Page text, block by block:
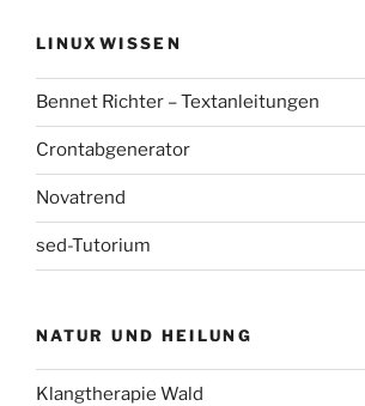
LINUXWISSEN
Bennet Richter – Textanleitungen
Crontabgenerator
Novatrend
sed-Tutorium
NATUR UND HEILUNG
Klangtherapie Wald